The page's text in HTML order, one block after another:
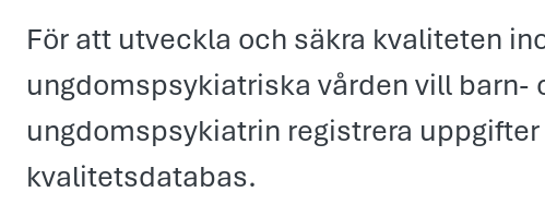
För att utveckla och säkra kvaliteten
ungdomspsykiatriska vården vill barn-
ungdomspsykiatrin registrera
kvalitetsdatabas.